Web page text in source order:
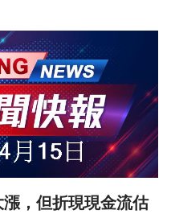
，但折現現金流估